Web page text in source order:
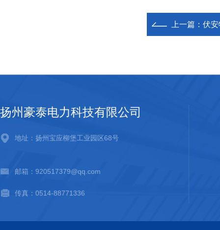
上一篇： 伏
扬州豪泰电力科技有限公司
地址：扬州宝应柳堡工业园区68号
邮箱：920517379@qq.com
传真：0514-88771336